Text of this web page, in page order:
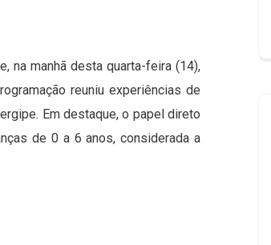
na manhã desta quarta-feira (14),
reuniu experiências de
Em destaque, o papel direto
de 0 a 6 anos, considerada a